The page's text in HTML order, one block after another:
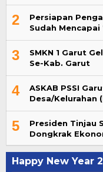
2
Persiapan
Sudah Mencapai
3
SMKN 1 Garut
Se-Kab. Garut
4
ASKAB PSSI
Desa/Kelurahan
5
Presiden Tinjau
Dongkrak
Happy New Year